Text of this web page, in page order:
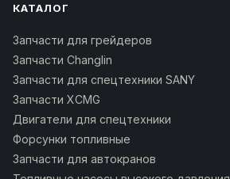
КАТАЛОГ
Запчасти для грейдеров
Запчасти Changlin
Запчасти для спецтехники SANY
Запчасти XCMG
Двигатели для спецтехники
Форсунки топливные
Запчасти для автокранов